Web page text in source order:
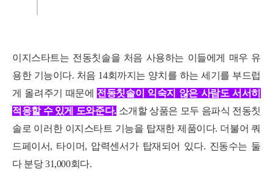
이지스타트는 전동칫솔을 처음 사용하는 이들에게 매우 유
용한 기능이다. 처음 14회까지는 양치를 하는 세기를 부드럽
게 올려주기 때문에 전동칫솔이 익숙지 않은 사람도 서서히
적응할 수 있게 도와준다.소개할 상품은 모두 음파식 전동칫
솔로 이러한 이지스타트 기능을 탑재한 제품이다. 더불어 쿼
드페이서, 타이머, 압력센서가 탑재되어 있다. 진동수는 둘
다 분당 31,000회다.